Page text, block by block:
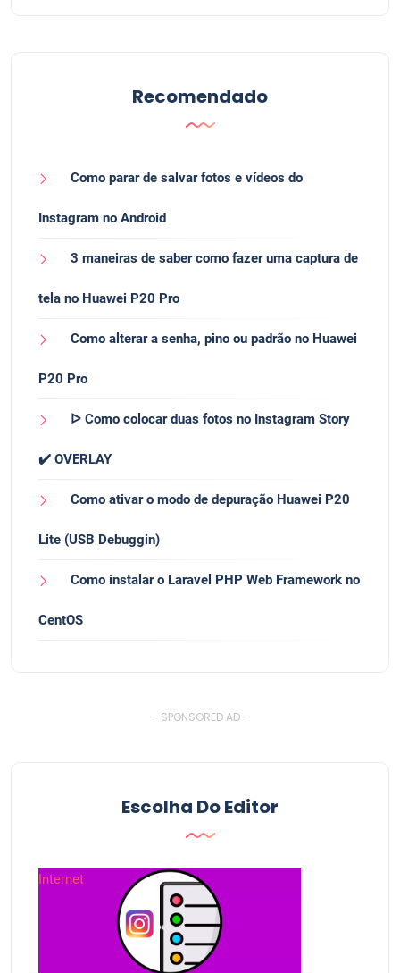
Recomendado
Como parar de salvar fotos e vídeos do
Instagram no Android
3 maneiras de saber como fazer uma captura de
tela no Huawei P20 Pro
Como alterar a senha, pino ou padrão no Huawei
P20 Pro
ᐅ Como colocar duas fotos no Instagram Story
✔️ OVERLAY
Como ativar o modo de depuração Huawei P20
Lite (USB Debuggin)
Como instalar o Laravel PHP Web Framework no
CentOS
- SPONSORED AD -
Escolha Do Editor
Internet